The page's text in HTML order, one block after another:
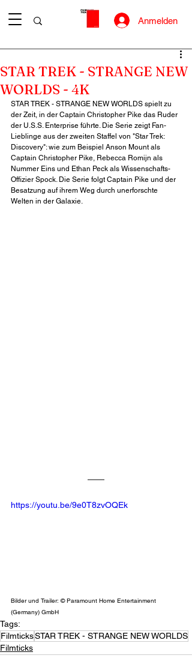
Anmelden
STAR TREK - STRANGE NEW
WORLDS - 4K
STAR TREK - STRANGE NEW WORLDS spielt zu
der Zeit, in der Captain Christopher Pike das Ruder
der U.S.S. Enterprise führte. Die Serie zeigt Fan-
Lieblinge aus der zweiten Staffel von "Star Trek:
Discovery": wie zum Beispiel Anson Mount als
Captain Christopher Pike, Rebecca Romijn als
Nummer Eins und Ethan Peck als Wissenschafts-
Offizier Spock. Die Serie folgt Captain Pike und der
Besatzung auf ihrem Weg durch unerforschte
Welten in der Galaxie.
https://youtu.be/9e0T8zvOQEk
Bilder und Trailer: © Paramount Home Entertainment
(Germany) GmbH
Tags:
FilmticksSTAR TREK - STRANGE NEW WORLDS
Filmticks